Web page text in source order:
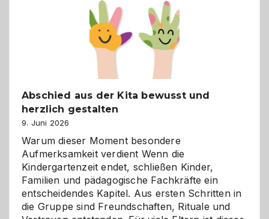
besser
verstehen
Abschied aus der Kita bewusst und
herzlich gestalten
9. Juni 2026
Warum dieser Moment besondere
Aufmerksamkeit verdient Wenn die
Kindergartenzeit endet, schließen Kinder,
Familien und pädagogische Fachkräfte ein
entscheidendes Kapitel. Aus ersten Schritten in
die Gruppe sind Freundschaften, Rituale und